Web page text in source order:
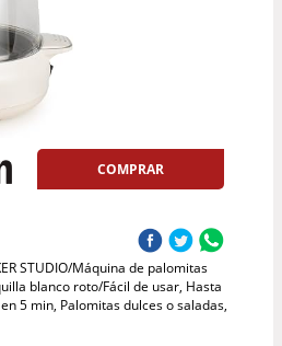
COMPRAR
STUDIO/Máquina de palomitas
blanco roto/Fácil de usar, Hasta
5 min, Palomitas dulces o saladas,